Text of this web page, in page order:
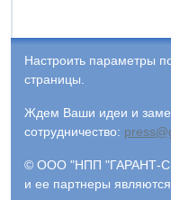
Настроить параметры
страницы.
Ждем Ваши идеи и
сотрудничество:
© ООО "НПП "ГАРАНТ-
и ее партнеры